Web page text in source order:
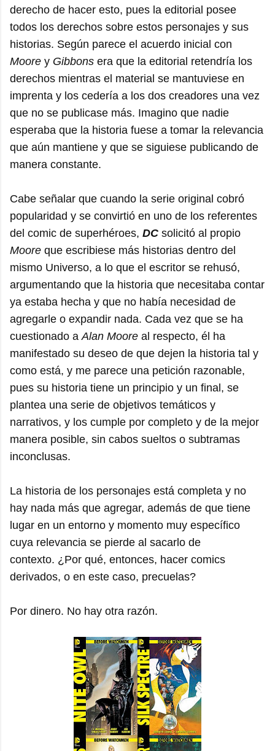
derecho de hacer esto, pues la editorial posee
todos los derechos sobre estos personajes y sus
historias. Según parece el acuerdo inicial con
Moore y Gibbons era que la editorial retendría los
derechos mientras el material se mantuviese en
imprenta y los cedería a los dos creadores una vez
que no se publicase más. Imagino que nadie
esperaba que la historia fuese a tomar la relevancia
que aún mantiene y que se siguiese publicando de
manera constante.
Cabe señalar que cuando la serie original cobró
popularidad y se convirtió en uno de los referentes
del comic de superhéroes, DC solicitó al propio
Moore que escribiese más historias dentro del
mismo Universo, a lo que el escritor se rehusó,
argumentando que la historia que necesitaba contar
ya estaba hecha y que no había necesidad de
agregarle o expandir nada. Cada vez que se ha
cuestionado aAlan Moore al respecto, él ha
manifestado su deseo de que dejen la historia tal y
como está, y me parece una petición razonable,
pues su historia tiene un principio y un final, se
plantea una serie de objetivos temáticos y
narrativos, y los cumple por completo y de la mejor
manera posible, sin cabos sueltos o subtramas
inconclusas.
La historia de los personajes está completa y no
hay nada más que agregar, además de que tiene
lugar en un entorno y momento muy específico
cuya relevancia se pierde al sacarlo de
contexto. ¿Por qué, entonces, hacer comics
derivados, o en este caso, precuelas?
Por dinero. No hay otra razón.